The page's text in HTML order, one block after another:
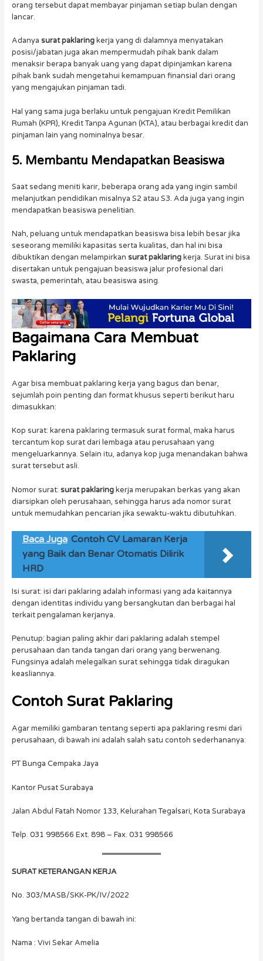
orang tersebut dapat membayar pinjaman setiap bulan dengan
lancar.
Adanya surat paklaringkerja yang di dalamnya menyatakan
posisi/jabatan juga akan mempermudah pihak bank dalam
menaksir berapa banyak uang yang dapat dipinjamkan karena
pihak bank sudah mengetahui kemampuan finansial dari orang
yang mengajukan pinjaman tadi.
Hal yang sama juga berlaku untuk pengajuan Kredit Pemilikan
Rumah (KPR), Kredit Tanpa Agunan (KTA), atau berbagai kredit dan
pinjaman lain yang nominalnya besar.
5. Membantu Mendapatkan Beasiswa
Saat sedang meniti karir, beberapa orang ada yang ingin sambil
melanjutkan pendidikan misalnya S2 atau S3. Ada juga yang ingin
mendapatkan beasiswa penelitian.
Nah, peluang untuk mendapatkan beasiswa bisa lebih besar jika
seseorang memiliki kapasitas serta kualitas, dan hal ini bisa
dibuktikan dengan melampirkan surat paklaringkerja. Surat ini bisa
disertakan untuk pengajuan beasiswa jalur profesional dari
swasta, pemerintah, atau beasiswa asing.
Bagaimana Cara Membuat
Paklaring
Agar bisa membuat paklaring kerja yang bagus dan benar,
sejumlah poin penting dan format khusus seperti berikut haru
dimasukkan:
Kop surat: karena paklaring termasuk surat formal, maka harus
tercantum kop surat dari lembaga atau perusahaan yang
mengeluarkannya. Selain itu, adanya kop juga menandakan bahwa
surat tersebut asli.
Nomor surat: surat paklaringkerja merupakan berkas yang akan
diarsipkan oleh perusahaan, sehingga harus ada nomor surat
untuk memudahkan pencarian jika sewaktu-waktu dibutuhkan.
Baca Juga Contoh CV Lamaran Kerja
yang Baik dan Benar Otomatis Dilirik
HRD
Isi surat: isi dari paklaring adalah informasi yang ada kaitannya
dengan identitas individu yang bersangkutan dan berbagai hal
terkait pengalaman kerjanya.
Penutup: bagian paling akhir dari paklaring adalah stempel
perusahaan dan tanda tangan dari orang yang berwenang.
Fungsinya adalah melegalkan surat sehingga tidak diragukan
keasliannya.
Contoh Surat Paklaring
Agar memiliki gambaran tentang seperti apa paklaring resmi dari
perusahaan, di bawah ini adalah salah satu contoh sederhananya:
PT Bunga Cempaka Jaya
Kantor Pusat Surabaya
Jalan Abdul Fatah Nomor 133, Kelurahan Tegalsari, Kota Surabaya
Telp. 031 998566 Ext. 898 – Fax. 031 998566
SURAT KETERANGAN KERJA
No. 303/MASB/SKK-PK/IV/2022
Yang bertanda tangan di bawah ini:
Nama : Vivi Sekar Amelia